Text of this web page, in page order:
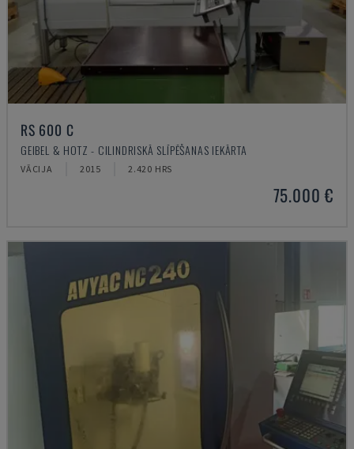
RS 600 C
GEIBEL & HOTZ - CILINDRISKĀ SLĪPĒŠANAS IEKĀRTA
VĀCIJA 2015 2.420 HRS
75.000 €